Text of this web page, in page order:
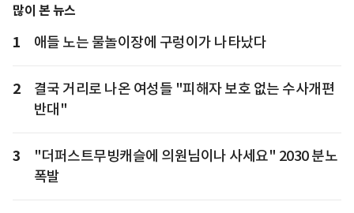
많이 본 뉴스
1 애들 노는 물놀이장에 구렁이가 나타났다
2
결국 거리로 나온 여성들 "피해자 보호 없는 수사개편
반대"
3
"더퍼스트무빙캐슬에 의원님이나 사세요" 2030 분노
폭발